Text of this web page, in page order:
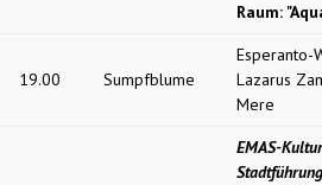
Raum:
19.00 Sumpfblume
Esperanto-
Lazarus
Mere
EMAS-